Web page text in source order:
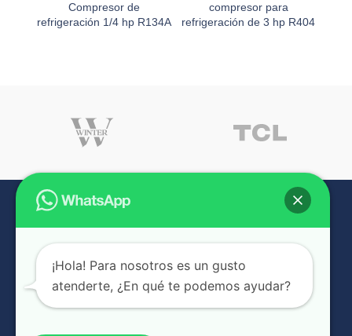
Compresor de
refrigeración 1/4 hp R134A
compresor para
refrigeración de 3 hp R404
¡Hola! Para nosotros es un gusto
atenderte, ¿En qué te podemos ayudar?